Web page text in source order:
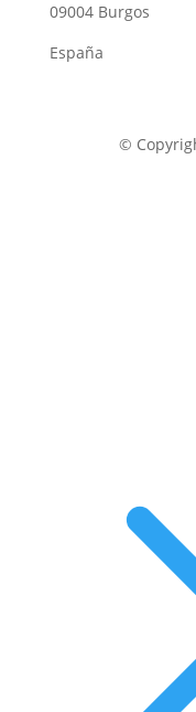
09004 Burgos
España
©